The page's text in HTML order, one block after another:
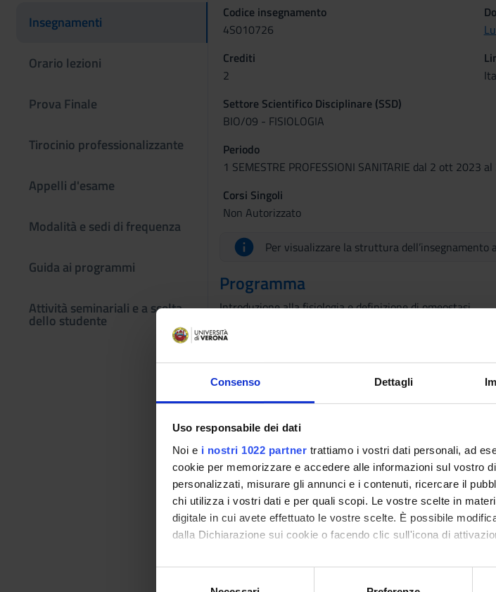
Consenso Dettagli
Uso responsabile dei dati
Noi e i nostri 1022 partner trattiamo i vostri dati personali, ad
cookie per memorizzare e accedere alle informazioni sul vostro
personalizzati, misurare gli annunci e i contenuti, ricercare il
chi utilizza i vostri dati e per quali scopi. Le vostre scelte in
digitale in cui avete effettuato le vostre scelte. È possibile
dalla Dichiarazione sui cookie o facendo clic sull'icona di
Con il tuo consenso, vorremmo anche:
raccogliere informazioni sulla tua posizione geografica,
Insegnamenti
Orario lezioni
Prova Finale
Tirocinio professionalizzante
Appelli d'esame
Modalità e sedi di frequenza
Guida ai programmi
Attività seminariali e a scelta
dello studente
Codice insegnamento
4S010726
Crediti
2
Settore Scientifico Disciplinare (SSD)
BIO/09 - FISIOLOGIA
Periodo
1 SEMESTRE PROFESSIONI SANITARIE dal 2 ott 2023
Corsi Singoli
Non Autorizzato
Per visualizzare la struttura
Programma
Introduzione alla fisiologia e definizione di omeostasi.
- Membrana cellulare: potenziale di riposo, potenziali di
propagazione.
- Organizzazione anatomo-funzionale del sistema nervoso.
- Sistema somatosensoriale e motorio.
- Fisiologia dell’apparato cardio-circolatorio,
- Caratteristiche generali del sistema endocrino e
Bibliografia
Vai alla bibliografia
Visualizza la
recuperare i testi
Modalità didattiche
Le lezioni verranno svolte in presenza attraverso